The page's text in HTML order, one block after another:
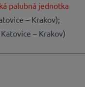
palubná jednotka
– Krakov);
– Krakov)